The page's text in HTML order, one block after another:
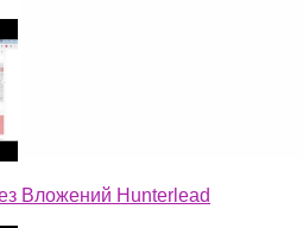
Вложений Hunterlead